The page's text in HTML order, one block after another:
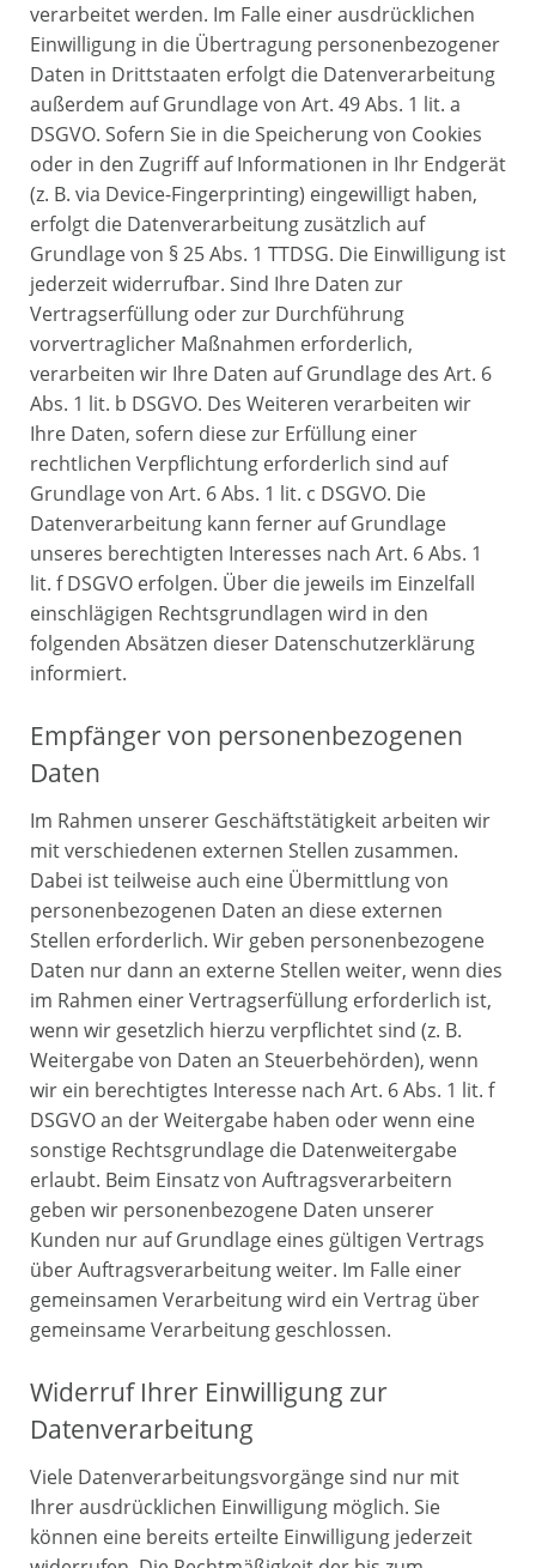
verarbeitet werden. Im Falle einer ausdrücklichen
Einwilligung in die Übertragung personenbezogener
Daten in Drittstaaten erfolgt die Datenverarbeitung
außerdem auf Grundlage von Art. 49 Abs. 1 lit. a
DSGVO. Sofern Sie in die Speicherung von Cookies
oder in den Zugriff auf Informationen in Ihr Endgerät
(z. B. via Device-Fingerprinting) eingewilligt haben,
erfolgt die Datenverarbeitung zusätzlich auf
Grundlage von § 25 Abs. 1 TTDSG. Die Einwilligung ist
jederzeit widerrufbar. Sind Ihre Daten zur
Vertragserfüllung oder zur Durchführung
vorvertraglicher Maßnahmen erforderlich,
verarbeiten wir Ihre Daten auf Grundlage des Art. 6
Abs. 1 lit. b DSGVO. Des Weiteren verarbeiten wir
Ihre Daten, sofern diese zur Erfüllung einer
rechtlichen Verpflichtung erforderlich sind auf
Grundlage von Art. 6 Abs. 1 lit. c DSGVO. Die
Datenverarbeitung kann ferner auf Grundlage
unseres berechtigten Interesses nach Art. 6 Abs. 1
lit. f DSGVO erfolgen. Über die jeweils im Einzelfall
einschlägigen Rechtsgrundlagen wird in den
folgenden Absätzen dieser Datenschutzerklärung
informiert.
Empfänger von personenbezogenen
Daten
Im Rahmen unserer Geschäftstätigkeit arbeiten wir
mit verschiedenen externen Stellen zusammen.
Dabei ist teilweise auch eine Übermittlung von
personenbezogenen Daten an diese externen
Stellen erforderlich. Wir geben personenbezogene
Daten nur dann an externe Stellen weiter, wenn dies
im Rahmen einer Vertragserfüllung erforderlich ist,
wenn wir gesetzlich hierzu verpflichtet sind (z. B.
Weitergabe von Daten an Steuerbehörden), wenn
wir ein berechtigtes Interesse nach Art. 6 Abs. 1 lit. f
DSGVO an der Weitergabe haben oder wenn eine
sonstige Rechtsgrundlage die Datenweitergabe
erlaubt. Beim Einsatz von Auftragsverarbeitern
geben wir personenbezogene Daten unserer
Kunden nur auf Grundlage eines gültigen Vertrags
über Auftragsverarbeitung weiter. Im Falle einer
gemeinsamen Verarbeitung wird ein Vertrag über
gemeinsame Verarbeitung geschlossen.
Widerruf Ihrer Einwilligung zur
Datenverarbeitung
Viele Datenverarbeitungsvorgänge sind nur mit
Ihrer ausdrücklichen Einwilligung möglich. Sie
können eine bereits erteilte Einwilligung jederzeit